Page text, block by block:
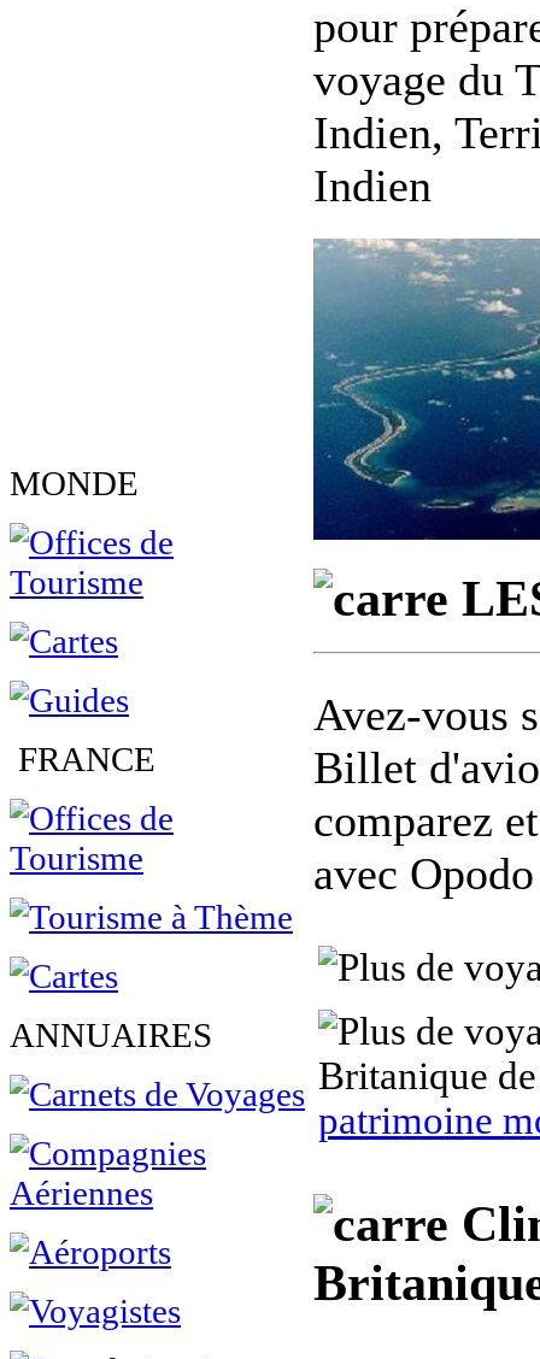
MONDE
FRANCE
ANNUAIRES
pour
voyage du
Indien,
Indien
Avez-vous
Billet
comparez
avec Opodo
Britanique
patrimoine